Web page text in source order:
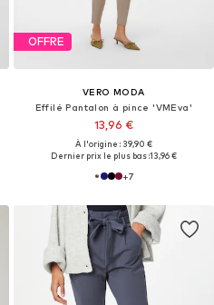
OFFRE
VERO MODA
Effilé Pantalon à pince 'VMEva'
13,96 €
À l'origine : 39,90 €
Dernier prix le plus bas :13,96 €
+7